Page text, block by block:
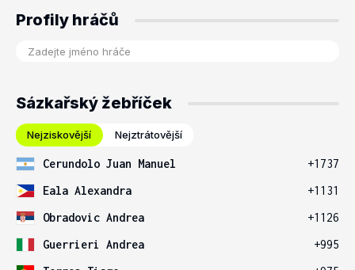
Profily hráčů
Sázkařský žebříček
Nejziskovější Nejztrátovější
Cerundolo Juan Manuel
+1737
Eala Alexandra
+1131
Obradovic Andrea
+1126
Guerrieri Andrea
+995